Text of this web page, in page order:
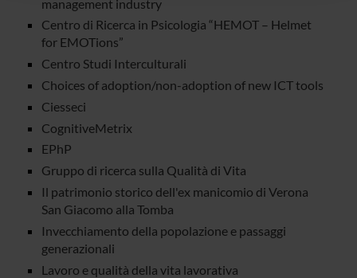
raccolto dal tuo utilizzo dei loro servizi.
management industry
Centro di Ricerca in Psicologia “HEMOT – Helmet
for EMOTions”
Centro Studi Interculturali
Choices of adoption/non-adoption of new ICT tools
Ciesseci
CognitiveMetrix
EPhP
Gruppo di ricerca sulla Qualità di Vita
Il patrimonio storico dell'ex manicomio di Verona
San Giacomo alla Tomba
Invecchiamento della popolazione e passaggi
generazionali
Lavoro e qualità della vita lavorativa